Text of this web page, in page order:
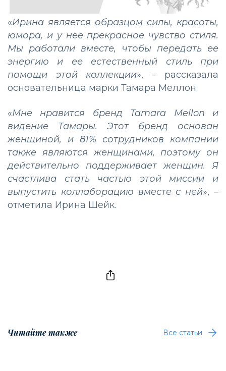
«Ирина является образцом силы, красоты,
юмора, и у нее прекрасное чувство стиля.
Мы работали вместе, чтобы передать ее
энергию и ее естественный стиль при
помощи этой коллекции», – рассказала
основательница марки Тамара Меллон.
«Мне нравится бренд Tamara Mellon и
видение Тамары. Этот бренд основан
женщиной, и 81% сотрудников компании
также являются женщинами, поэтому он
действительно поддерживает женщин. Я
счастлива стать частью этой миссии и
выпустить коллаборацию вместе с ней», –
отметила Ирина Шейк.
Читайте также Все статьи